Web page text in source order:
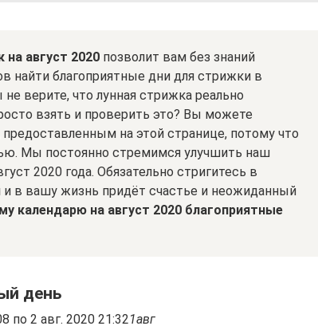
август 2020 позволит вам без знаний
найти благоприятные дни для стрижки в
верите, что лунная стрижка реально
взять и проверить это? Вы можете
на этой странице, потому что
Мы постоянно стремимся улучшить наш
2020 года. Обязательно стригитесь в
в вашу жизнь придёт счастье и неожиданный
календарю на август 2020 благоприятные
день
по 2 авг. 2020 21:321авг